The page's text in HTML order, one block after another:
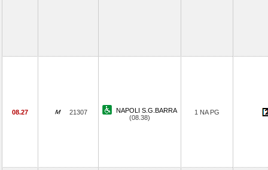
08.27 21307
NAPOLI S.G.BARRA
(08.38)
1 NA PG